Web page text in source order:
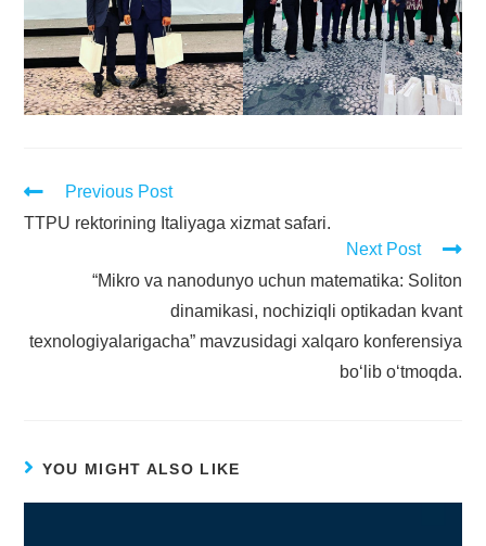
Previous Post
TTPU rektorining Italiyaga xizmat safari.
Next Post
“Mikro va nanodunyo uchun matematika: Soliton
dinamikasi, nochiziqli optikadan kvant
texnologiyalarigacha” mavzusidagi xalqaro konferensiya
bo‘lib o‘tmoqda.
YOU MIGHT ALSO LIKE